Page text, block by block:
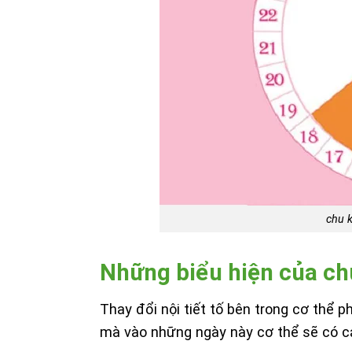
chu
Những biểu hiện của
Thay đổi nội tiết tố bên trong cơ thể
mà vào những ngày này cơ thể sẽ có